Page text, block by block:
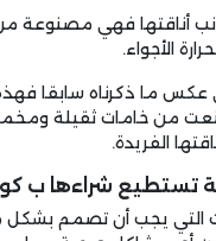
جانب أناقتها فهي
الأجواء.
من خامات ثقيلة
الفريدة.
تستطيع شراءها ب
التي يجب أن تصمم